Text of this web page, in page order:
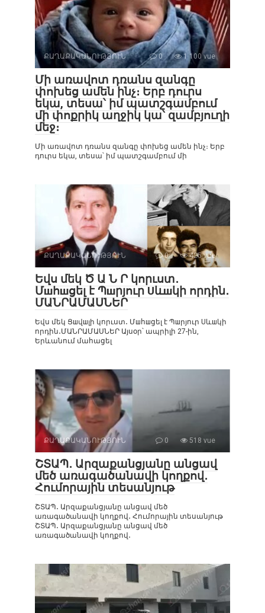
ՔԱՂԱՔԱԿԱՆՈՒԹՅՈՒՆ 0 1 100 vue
Մի առավոտ դռանս զանգը
փոխեց ամեն ինչ։ Երբ դուրս
եկա, տեսա՝ իմ պատշգամբում
մի փոքրիկ աղջիկ կա՝ զամբյուղի
մեջ։
Մի առավոտ դռանս զանգը փոխեց ամեն ինչ։ Երբ
դուրս եկա, տեսա՝ իմ պատշգամբում մի
ՔԱՂԱՔԱԿԱՆՈՒԹՅՈՒՆ 0 425 vue
Եվս մեկ Ծ Ա Ն Ր կորւստ․
Մшհшցել է Պшրյուր Uևшկի որդին․
ՄԱՆՐԱՄԱՍՆԵՐ
Եվս մեկ Ցшվшլի կորւստ․ Մшհшցել է Պшրյուր Uևшկի
որդին․ՄԱՆՐԱՄԱՍՆԵՐ Այսօր՝ ապրիլի 27-ին,
Երևանում մահացել
ՔԱՂԱՔԱԿԱՆՈՒԹՅՈՒՆ 0 518 vue
ՇՏԱՊ․ Արզաքանցյանը անցավ
մեծ առագածանավի կողքով․
Հումորային տեսանյութ
ՇՏԱՊ․ Արզաքանցյանը անցավ մեծ
առագածանավի կողքով․ Հումորային տեսանյութ
ՇՏԱՊ․ Արզաքանցյանը անցավ մեծ
առագածանավի կողքով․